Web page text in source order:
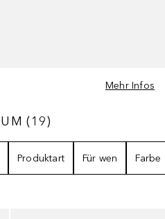
Mehr Infos
19
(19)
Produktart Für wen Farbe